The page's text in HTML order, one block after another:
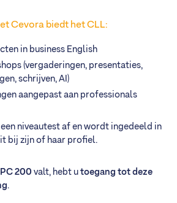
Cevora biedt het CLL:
in business English
(vergaderingen, presentaties,
schrijven, AI)
aangepast aan professionals
niveautest af en wordt ingedeeld in
bij zijn of haar profiel.
PC 200 valt, hebt u toegang tot deze
.